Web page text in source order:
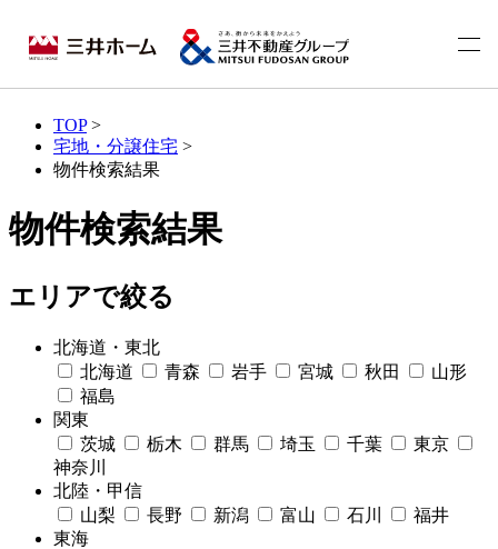
TOP>
宅地・分譲住宅 >
物件検索結果
物件検索結果
エリアで絞る
北海道・東北
北海道
青森 岩手 宮城 秋田
山形
福島
関東
茨城
栃木 群馬 埼玉 千葉
東京
神奈川
北陸・甲信
山梨
長野 新潟 富山 石川
福井
東海